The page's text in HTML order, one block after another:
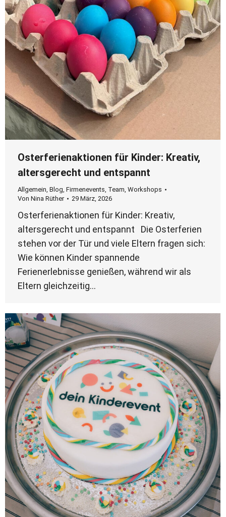
Osterferienaktionen für Kinder: Kreativ,
altersgerecht und entspannt
Allgemein, Blog, Firmenevents, Team, Workshops
Von Nina Rüther 29 März, 2026
Osterferienaktionen für Kinder: Kreativ,
altersgerecht und entspannt Die Osterferien
stehen vor der Tür und viele Eltern fragen sich:
Wie können Kinder spannende
Ferienerlebnisse genießen, während wir als
Eltern gleichzeitig…